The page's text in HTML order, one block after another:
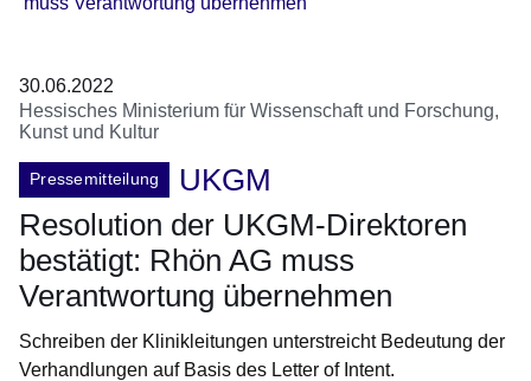
30.06.2022
Hessisches Ministerium für Wissenschaft und Forschung,
Kunst und Kultur
Pressemitteilung
UKGM
Resolution der UKGM-Direktoren
bestätigt: Rhön AG muss
Verantwortung übernehmen
Schreiben der Klinikleitungen unterstreicht Bedeutung der
Verhandlungen auf Basis des Letter of Intent.